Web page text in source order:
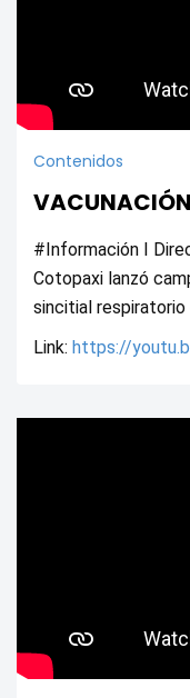
Contenidos
#Información I
Cotopaxi lanzó
sincitial respiratorio
Link: https://